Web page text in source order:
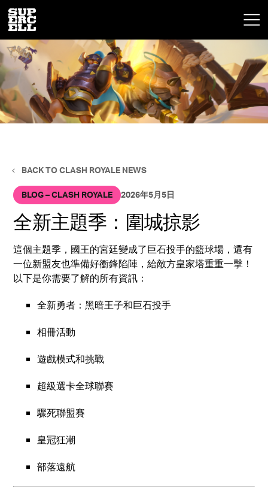
BACK TO CLASH ROYALE NEWS
BLOG – CLASH ROYALE 2026年5月5日
全新主題季：圍城掠影
這個主題季，國王的宮廷變成了巨石投手的籃球場，還有
一位新盟友也準備好衝鋒陷陣，給敵方皇家塔重重一擊！
以下是你需要了解的所有資訊：
全新勇者：黑暗王子和巨石投手
相冊活動
遊戲模式和挑戰
超級選卡全球聯賽
驟死聯盟賽
皇冠狂潮
部落遠航